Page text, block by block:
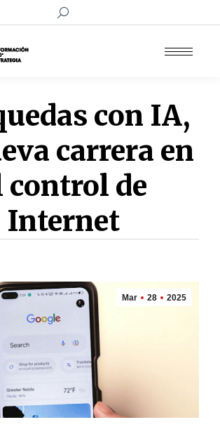
Buscar:
con IA,
carrera en
control de
Internet
Mar 28 2025